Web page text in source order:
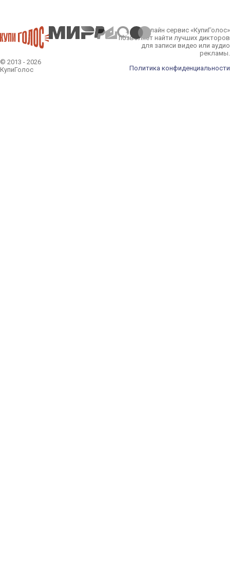
© 2013 - 2026
КупиГолос
Онлайн сервис «КупиГолос»
позволяет найти лучших дикторов
для записи видео или аудио
рекламы.
Политика конфиденциальности